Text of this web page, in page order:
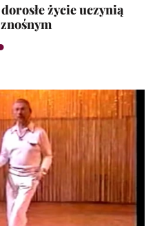
życie uczynią